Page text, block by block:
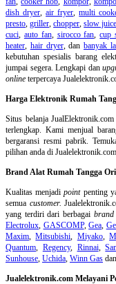
dish dryer ,air fryer ,multi
presto ,griller ,chopper ,slow
cuci auto fan, sirocco fan ,cup
heater hair dryer, dan banyak
kebutuhan spesialis barang
jumpai segera. Lengkapi dan
online terpercaya
Harga Elektronik Rumah
Situs belanjaJualElektronik.com
terlengkap. Kami menjual
bergaransi resmi pabrik.
pilihan anda di Jualelektronik.com.
Brand Alat Rumah Tangga
Kualitas menjadipointpenting
semua customer.
yang terdiri dari berbagai brand
Electrolux GASCOMP,Gea
Maxim ,Mitsubishi Miyako,
Quantum
Regency, Rinnai,
Sunhouse Uchida Winn Gas dan
Jualelektronik.com Melayani